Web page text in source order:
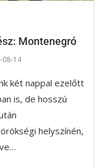
Montenegró
08-14
két nappal ezelőtt
is, de hosszú
helyszínén,